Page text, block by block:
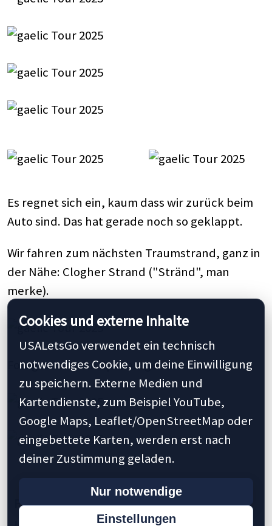
Es regnet sich ein, kaum dass wir zurück beim
Auto sind. Das hat gerade noch so geklappt.
Wir fahren zum nächsten Traumstrand, ganz in
der Nähe: Clogher Strand ("Stränd", man
merke).
Fotografieren im Sprühregen:
Previous 1 5 17 20 30 35
Next »
Cookies und externe Inhalte
USALetsGo verwendet ein technisch
notwendiges Cookie, um deine Einwilligung
zu speichern. Externe Medien und
Kartendienste, zum Beispiel YouTube,
Google Maps, Leaflet/OpenStreetMap oder
eingebettete Karten, werden erst nach
deiner Zustimmung geladen.
Nur notwendige
Einstellungen